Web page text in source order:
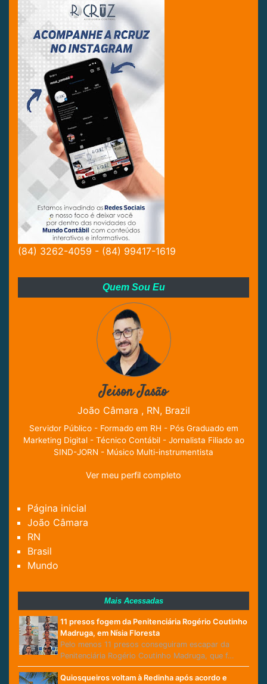
(84) 3262-4059 - (84) 99417-1619
Quem Sou Eu
Jeison Jasão
João Câmara , RN, Brazil
Servidor Público - Formado em RH - Pós Graduado em
Marketing Digital - Técnico Contábil - Jornalista Filiado ao
SIND-JORN - Músico Multi-instrumentista
Ver meu perfil completo
Página inicial
João Câmara
RN
Brasil
Mundo
Mais Acessadas
11 presos fogem da Penitenciária Rogério Coutinho
Madruga, em Nísia Floresta
Pelo menos 11 presos conseguiram escapar da
Penitenciária Rogério Coutinho Madruga, que f…
Quiosqueiros voltam à Redinha após acordo e